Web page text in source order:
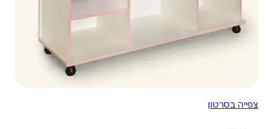
צפייה בסרטון